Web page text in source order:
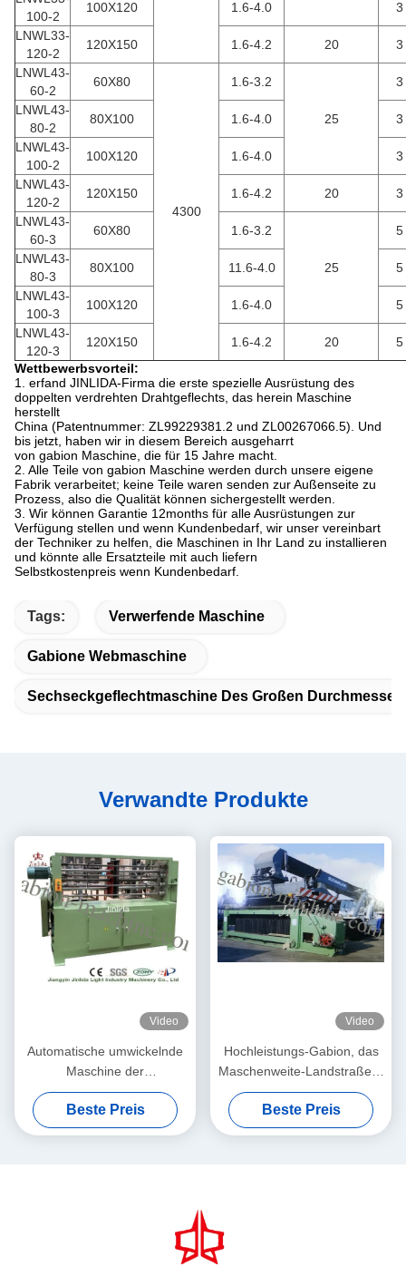
100-2
100X120 1.6-4.0
3
LNWL33-
120-2
120X150 1.6-4.2 20
3
LNWL43-
60-2
60X80
4300
1.6-3.2
25
3
LNWL43-
80-2
80X100 1.6-4.0
3
LNWL43-
100-2
100X120 1.6-4.0
3
LNWL43-
120-2
120X150 1.6-4.2 20
3
LNWL43-
60-3
60X80 1.6-3.2
25
5
LNWL43-
80-3
80X100 11.6-4.0
5
LNWL43-
100-3
100X120 1.6-4.0
5
LNWL43-
120-3
120X150 1.6-4.2 20
5
Wettbewerbsvorteil:
1. erfand JINLIDA-Firma die erste spezielle Ausrüstung des
doppelten verdrehten Drahtgeflechts, das herein Maschine
herstellt
China (Patentnummer: ZL99229381.2 und ZL00267066.5). Und
bis jetzt, haben wir in diesem Bereich ausgeharrt
von gabion Maschine, die für 15 Jahre macht.
2. Alle Teile von gabion Maschine werden durch unsere eigene
Fabrik verarbeitet; keine Teile waren senden zur Außenseite zu
Prozess, also die Qualität können sichergestellt werden.
3. Wir können Garantie 12months für alle Ausrüstungen zur
Verfügung stellen und wenn Kundenbedarf, wir unser vereinbart
der Techniker zu helfen, die Maschinen in Ihr Land zu installieren
und könnte alle Ersatzteile mit auch liefern
Selbstkostenpreis wenn Kundenbedarf.
Tags: Verwerfende Maschine
Gabione Webmaschine
Sechseckgeflechtmaschine Des Großen
Verwandte Produkte
Video
Automatische umwickelnde
Maschine der
Sechseckdrahtgeflecht-
Maschinen-4mm/Spirale
Beste Preis
Video
Hochleistungs-Gabion, das
Maschenweite-Landstraßen-
Schutz der Maschinen-
80mm x100mm macht
Beste Preis